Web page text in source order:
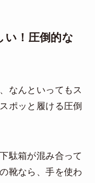
！圧倒的な
なんといってもス
ポッと履ける圧倒
駄箱が混み合って
靴なら、手を使わ